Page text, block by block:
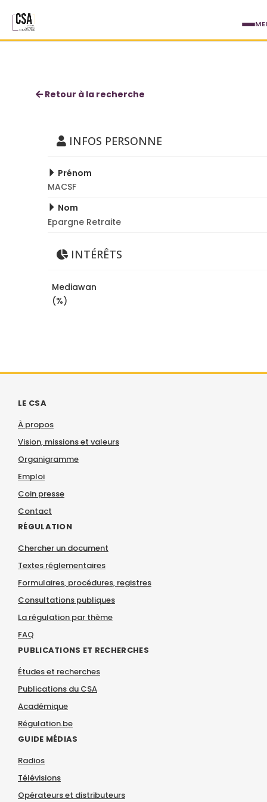
MACSF Epargne Retraite
Retour à la recherche
INFOS PERSONNE
Prénom
MACSF
Nom
Epargne Retraite
INTÉRÊTS
Mediawan
(%)
LE CSA
À propos
Vision, missions et valeurs
Organigramme
Emploi
Coin presse
Contact
RÉGULATION
Chercher un document
Textes réglementaires
Formulaires, procédures, registres
Consultations publiques
La régulation par thème
FAQ
PUBLICATIONS ET RECHERCHES
Études et recherches
Publications du CSA
Académique
Régulation.be
GUIDE MÉDIAS
Radios
Télévisions
Opérateurs et distributeurs